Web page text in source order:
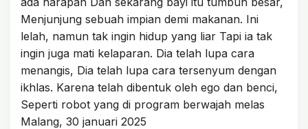
Menjunjung sebuah impian demi makanan. Ini
lelah, namun tak ingin hidup yang liar Tapi ia tak
ingin juga mati kelaparan. ​Dia telah lupa cara
menangis, Dia telah lupa cara tersenyum dengan
ikhlas. Karena telah dibentuk oleh ego dan benci,
Seperti robot yang di program berwajah melas
Malang, 30 januari 2025